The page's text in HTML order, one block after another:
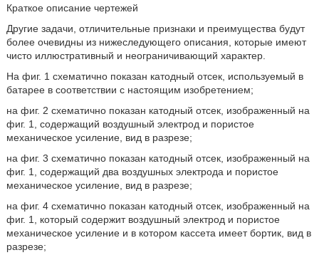
Краткое описание чертежей
Другие задачи, отличительные признаки и преимущества будут
более очевидны из нижеследующего описания, которые имеют
чисто иллюстративный и неограничивающий характер.
На фиг. 1 схематично показан катодный отсек, используемый в
батарее в соответствии с настоящим изобретением;
на фиг. 2 схематично показан катодный отсек, изображенный на
фиг. 1, содержащий воздушный электрод и пористое
механическое усиление, вид в разрезе;
на фиг. 3 схематично показан катодный отсек, изображенный на
фиг. 1, содержащий два воздушных электрода и пористое
механическое усиление, вид в разрезе;
на фиг. 4 схематично показан катодный отсек, изображенный на
фиг. 1, который содержит воздушный электрод и пористое
механическое усиление и в котором кассета имеет бортик, вид в
разрезе;